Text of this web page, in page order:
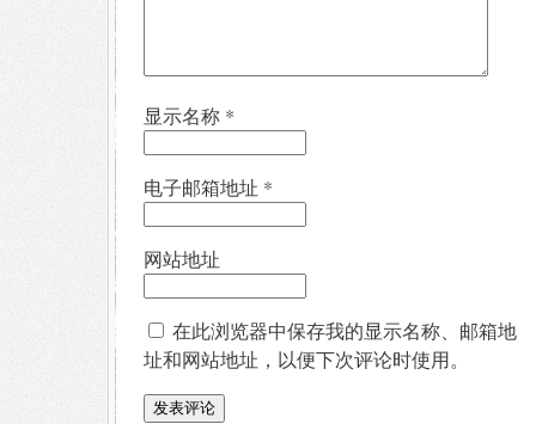
显示名称 *
电子邮箱地址 *
网站地址
在此浏览器中保存我的显示名称、邮箱地
址和网站地址，以便下次评论时使用。